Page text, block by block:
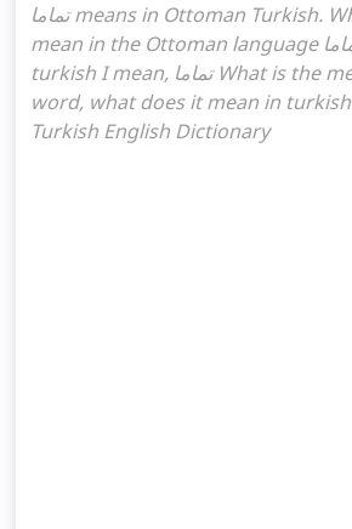
تماما means in Ottoman Turkish. What does that
mean in the Ottoman language تماما. تماما attoman
turkish I mean, تماما What is the meaning of the
word, what does it mean in turkish تماما, Ottoman
Turkish English Dictionary